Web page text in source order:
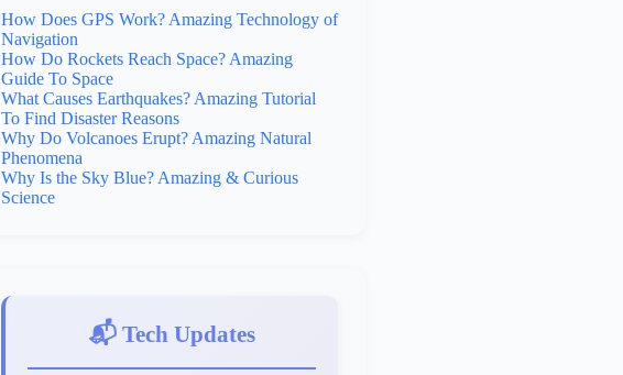
How Does GPS Work? Amazing Technology of
Navigation
How Do Rockets Reach Space? Amazing
Guide To Space
What Causes Earthquakes? Amazing Tutorial
To Find Disaster Reasons
Why Do Volcanoes Erupt? Amazing Natural
Phenomena
Why Is the Sky Blue? Amazing & Curious
Science
📬 Tech Updates